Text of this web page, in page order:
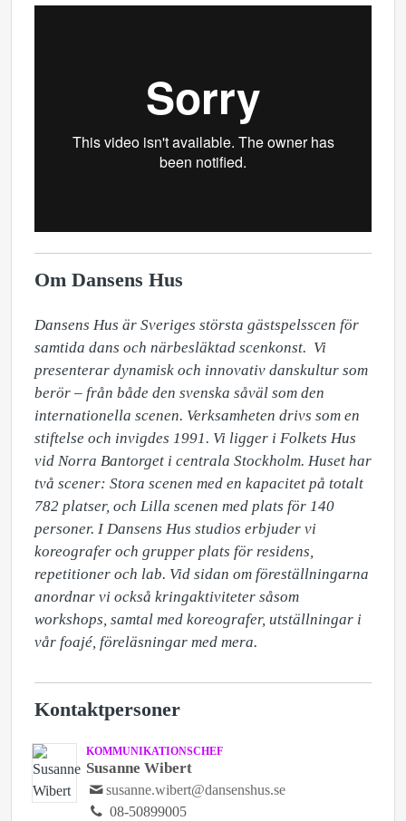
Om Dansens Hus
Dansens Hus är Sveriges största gästspelsscen för
samtida dans och närbesläktad scenkonst.  Vi
presenterar dynamisk och innovativ danskultur som
berör – från både den svenska såväl som den
internationella scenen. Verksamheten drivs som en
stiftelse och invigdes 1991. Vi ligger i Folkets Hus
vid Norra Bantorget i centrala Stockholm. Huset har
två scener: Stora scenen med en kapacitet på totalt
782 platser, och Lilla scenen med plats för 140
personer. I Dansens Hus studios erbjuder vi
koreografer och grupper plats för residens,
repetitioner och lab. Vid sidan om föreställningarna
anordnar vi också kringaktiviteter såsom
workshops, samtal med koreografer, utställningar i
vår foajé, föreläsningar med mera.
Kontaktpersoner
KOMMUNIKATIONSCHEF
Susanne Wibert
susanne.wibert@dansenshus.se
08-50899005